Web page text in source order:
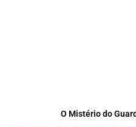
O Mistério do